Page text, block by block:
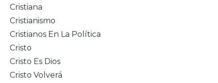
Cristiana
Cristianismo
Cristianos En La Política
Cristo
Cristo Es Dios
Cristo Volverá